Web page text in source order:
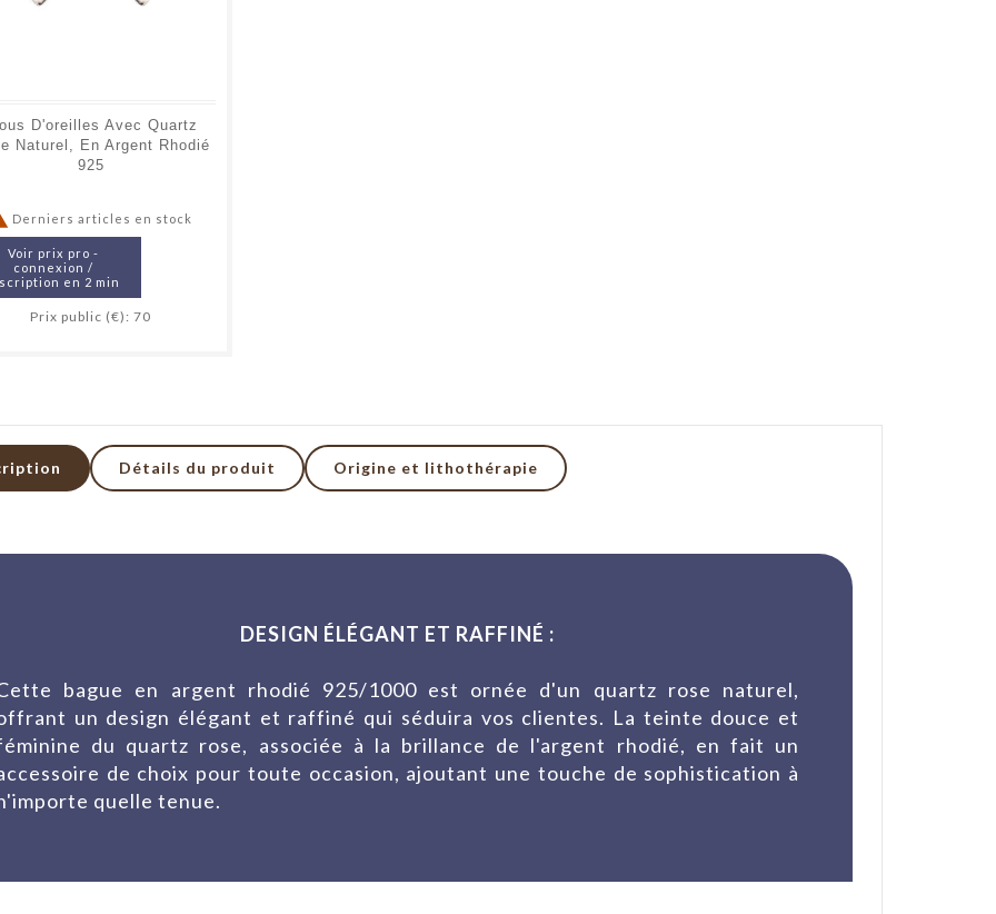
D'oreilles Avec Quartz
Naturel, En Argent Rhodié
925
Derniers articles en stock
Voir prix pro -
connexion /
en 2 min
Prix public (€): 70
Détails du produit Origine et lithothérapie
DESIGN ÉLÉGANT ET RAFFINÉ :
bague en argent rhodié 925/1000 est ornée d'un quartz rose naturel,
un design élégant et raffiné qui séduira vos clientes. La teinte douce et
du quartz rose, associée à la brillance de l'argent rhodié, en fait un
de choix pour toute occasion, ajoutant une touche de sophistication à
quelle tenue.